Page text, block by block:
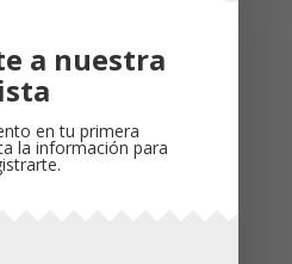
a nuestra
en tu primera
la información para